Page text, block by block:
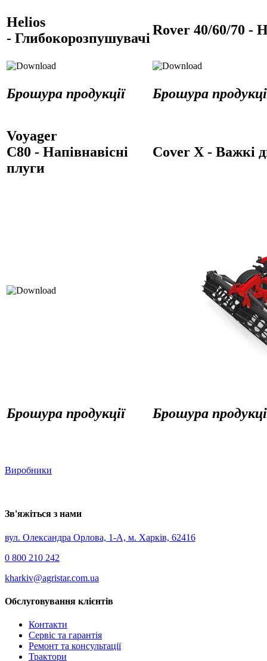
Helios
- Глибокорозпушувачі
Rover 40/60/70 -
Брошура продукції Брошура
Voyager
C80 - Напівнавісні
плуги
Cover X - Важкі
Брошура продукції Брошура
Виробники
Зв'яжіться з нами
вул. Олександра Орлова, 1-А, м. Харків, 62416
0 800 210 242
kharkiv@agristar.com.ua
Обслуговування клієнтів
Контакти
Сервіс та гарантія
Ремонт та консультації
Трактори